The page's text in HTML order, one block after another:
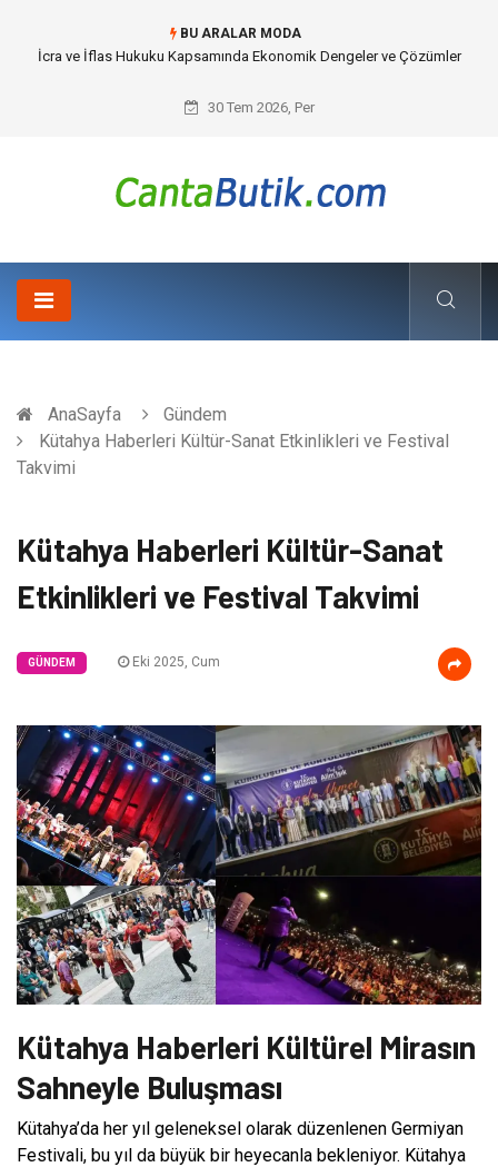
BU ARALAR MODA
Cybersecurity Solutions (Siber Güvenlik Çözümleri) ve Dijital Altyapıda
30 Tem 2026, Per
AnaSayfa
Gündem
Kütahya Haberleri Kültür-Sanat Etkinlikleri ve Festival
Takvimi
Kütahya Haberleri Kültür-Sanat
Etkinlikleri ve Festival Takvimi
GÜNDEM Eki 2025, Cum
Kütahya Haberleri Kültürel Mirasın
Sahneyle Buluşması
Kütahya’da her yıl geleneksel olarak düzenlenen Germiyan
Festivali, bu yıl da büyük bir heyecanla bekleniyor. Kütahya